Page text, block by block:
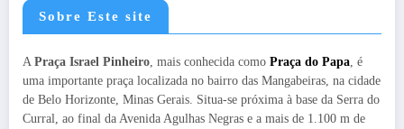
Sobre Este site
A Praça Israel Pinheiro , mais conhecida como Praça do Papa , é
uma importante praça localizada no bairro das Mangabeiras, na cidade
de Belo Horizonte, Minas Gerais. Situa-se próxima à base da Serra do
Curral, ao final da Avenida Agulhas Negras e a mais de 1.100 m de